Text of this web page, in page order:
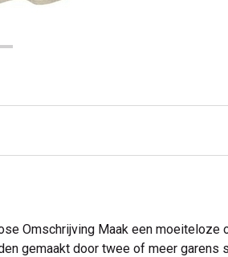
Omschrijving Maak een
gemaakt door twee of meer